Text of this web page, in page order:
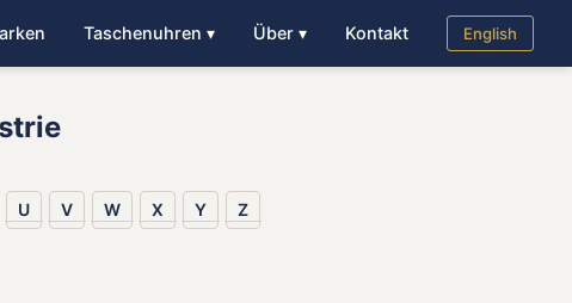
Taschenuhren ▾ Über ▾ Kontakt English
U V W X Y Z